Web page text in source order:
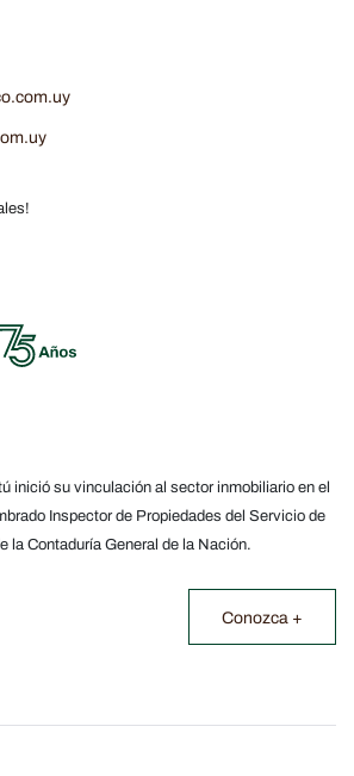
inició su vinculación al sector inmobiliario en el
Inspector de Propiedades del Servicio de
la Contaduría General de la Nación.
Conozca +